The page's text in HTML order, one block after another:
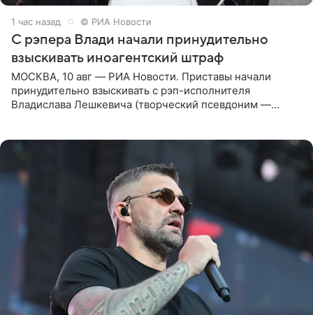
1 час назад © РИА Новости
С рэпера Влади начали принудительно
взыскивать иноагентский штраф
МОСКВА, 10 авг — РИА Новости. Приставы начали
принудительно взыскивать с рэп-исполнителя
Владислава Лешкевича (творческий псевдоним —